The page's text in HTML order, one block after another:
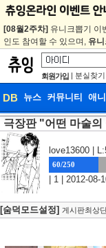
[08월2주차] 유니크뽑기 이
인도 참여할 수 있으며, 유
회원가입 | 분실찾기
DB 뉴스 커뮤니티 애
DB
웹툰
극장판 "어떤 마술
love13600 |
60/250
| 1 | 2012-08-
[숨덕모드설정] 게시판최상